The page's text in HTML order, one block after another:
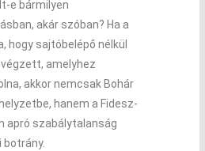
e bármilyen
akár szóban? Ha a
hogy sajtóbelépő nélkül
amelyhez
akkor nemcsak Bohár
hanem a Fidesz-
apró szabálytalanság
botrány.